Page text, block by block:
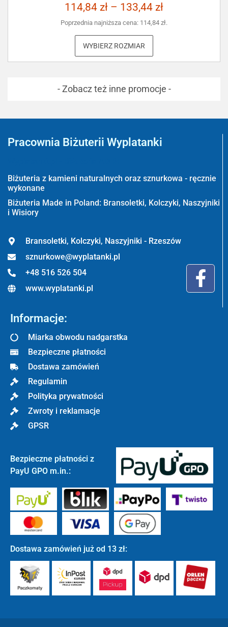
114,84 zł – 133,44 zł
Poprzednia najniższa cena: 114,84 zł.
WYBIERZ ROZMIAR
- Zobacz też inne promocje -
Pracownia Biżuterii Wyplatanki
Biżuteria z kamieni naturalnych oraz sznurkowa - ręcznie
wykonane
Biżuteria Made in Poland: Bransoletki, Kolczyki, Naszyjniki
i Wisiory
Bransoletki, Kolczyki, Naszyjniki - Rzeszów
sznurkowe@wyplatanki.pl
+48 516 526 504
www.wyplatanki.pl
Informacje:
Miarka obwodu nadgarstka
Bezpieczne płatności
Dostawa zamówień
Regulamin
Polityka prywatności
Zwroty i reklamacje
GPSR
Bezpieczne płatności z
PayU GPO m.in.:
Dostawa zamówień już od 13 zł: